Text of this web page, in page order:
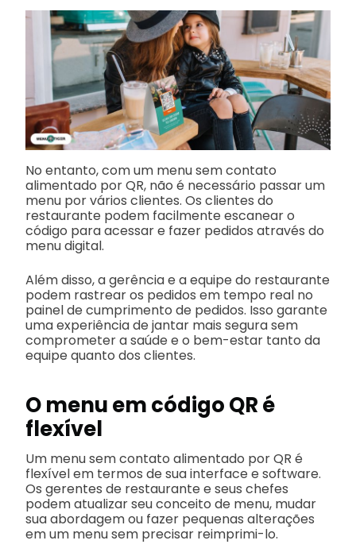
No entanto, com um menu sem contato
alimentado por QR, não é necessário passar um
menu por vários clientes. Os clientes do
restaurante podem facilmente escanear o
código para acessar e fazer pedidos através do
menu digital.
Além disso, a gerência e a equipe do restaurante
podem rastrear os pedidos em tempo real no
painel de cumprimento de pedidos. Isso garante
uma experiência de jantar mais segura sem
comprometer a saúde e o bem-estar tanto da
equipe quanto dos clientes.
O menu em código QR é
flexível
Um menu sem contato alimentado por QR é
flexível em termos de sua interface e software.
Os gerentes de restaurante e seus chefes
podem atualizar seu conceito de menu, mudar
sua abordagem ou fazer pequenas alterações
em um menu sem precisar reimprimi-lo.